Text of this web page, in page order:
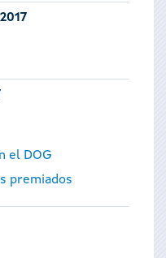
el DOG
premiados